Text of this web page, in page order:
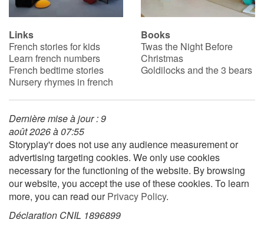
Links
French stories for kids
Learn french numbers
French bedtime stories
Nursery rhymes in french
Books
Twas the Night Before
Christmas
Goldilocks and the 3 bears
Dernière mise à jour : 9
août 2026 à 07:55
Storyplay'r does not use any audience measurement or
advertising targeting cookies. We only use cookies
necessary for the functioning of the website. By browsing
our website, you accept the use of these cookies. To learn
more, you can read ourPrivacy Policy.
Déclaration CNIL 1896899